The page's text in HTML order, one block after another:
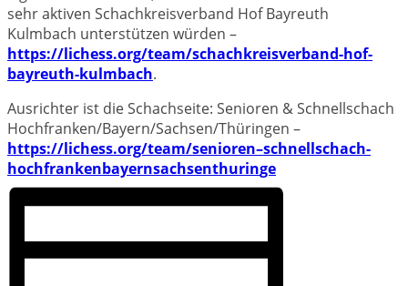
sehr aktiven Schachkreisverband Hof Bayreuth
Kulmbach unterstützen würden –
https://lichess.org/team/schachkreisverband-hof-
bayreuth-kulmbach.
Ausrichter ist die Schachseite: Senioren & Schnellschach
Hochfranken/Bayern/Sachsen/Thüringen –
https://lichess.org/team/senioren–schnellschach-
hochfrankenbayernsachsenthuringe